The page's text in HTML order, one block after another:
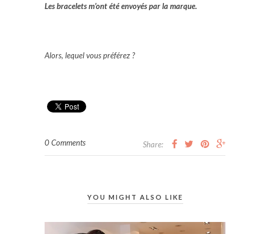
Les bracelets m’ont été envoyés par la marque.
Alors, lequel vous préférez ?
0 Comments Share:
YOU MIGHT ALSO LIKE